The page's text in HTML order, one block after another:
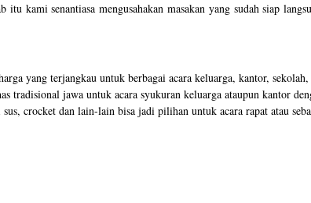
kami senantiasa mengusahakan masakan yang sudah siap
yang terjangkau untuk berbagai acara keluarga, kantor,
tradisional jawa untuk acara syukuran keluarga ataupun kantor
crocket dan lain-lain bisa jadi pilihan untuk acara rapat atau